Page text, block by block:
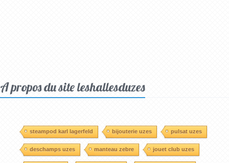
A propos du site leshallesduzes
steampod karl lagerfeld bijouterie uzes pulsat uzes
deschamps uzes manteau zebre jouet club uzes